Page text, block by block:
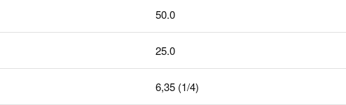
50.0
25.0
6,35 (1/4)